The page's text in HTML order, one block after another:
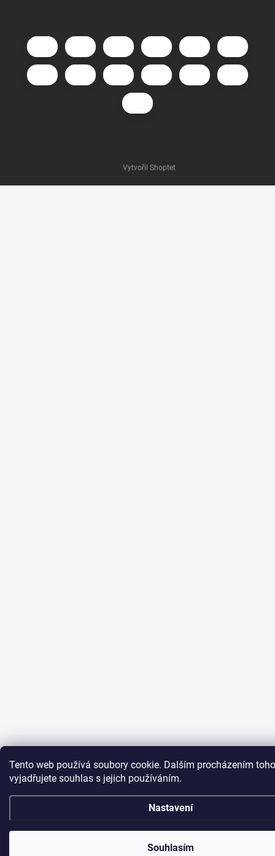
Tento web používá soubory cookie. Dalším procházením
vyjadřujete souhlas s jejich používáním.
Nastavení
Souhlasím
Vytvořil Shoptet